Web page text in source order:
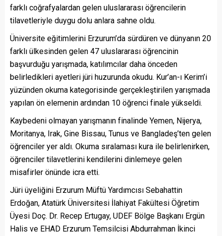
farklı coğrafyalardan gelen uluslararası öğrencilerin
tilavetleriyle duygu dolu anlara sahne oldu.
Üniversite eğitimlerini Erzurum’da sürdüren ve dünyanın 20
farklı ülkesinden gelen 47 uluslararası öğrencinin
başvurduğu yarışmada, katılımcılar daha önceden
belirledikleri ayetleri jüri huzurunda okudu. Kur’an-ı Kerim’i
yüzünden okuma kategorisinde gerçekleştirilen yarışmada
yapılan ön elemenin ardından 10 öğrenci finale yükseldi.
Kaybedeni olmayan yarışmanın finalinde Yemen, Nijerya,
Moritanya, Irak, Gine Bissau, Tunus ve Bangladeş’ten gelen
öğrenciler yer aldı. Okuma sıralaması kura ile belirlenirken,
öğrenciler tilavetlerini kendilerini dinlemeye gelen
misafirler önünde icra etti.
Jüri üyeliğini Erzurum Müftü Yardımcısı Sebahattin
Erdoğan, Atatürk Üniversitesi İlahiyat Fakültesi Öğretim
Üyesi Doç. Dr. Recep Ertugay, UDEF Bölge Başkanı Ergün
Halis ve EHAD Erzurum Temsilcisi Abdurrahman İkinci